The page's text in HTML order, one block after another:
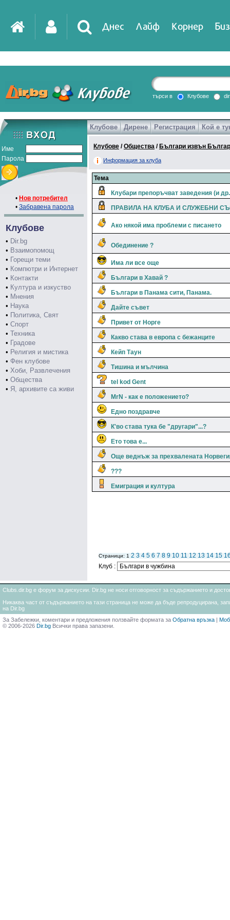
Днес Лайф Корнер
DirTV Impressio
Games
търси в Клубове
Име
Парола
• Нов потребител
• Забравена парола
Клубове
• Dir.bg
• Взаимопомощ
• Горещи теми
• Компютри и Интернет
• Контакти
• Култура и изкуство
• Мнения
• Наука
• Политика, Свят
• Спорт
• Техника
• Градове
• Религия и мистика
• Фен клубове
• Хоби, Развлечения
• Общества
• Я, архивите са живи
Клубове Дирене Регистрация Кой е
Клубове /Общества / Българи извън
Информация за клуба
Тема
Клубари препоръчват заведения (и
ПРАВИЛА НА КЛУБА И СЛУЖЕБНИ
Ако някой има проблеми с писането
Обединение ?
Има ли все още
Българи в Хавай ?
Българи в Панама сити, Панама.
Дайте съвет
Привет от Норге
Какво става в европа с бежанците
Кейп Таун
Тишина и мълчина
tel kod Gent
MrN - как е положението?
Едно поздравче
К'во става тука бе "другари"...?
Ето това е...
Още веднъж за прехвалената
???
Емиграция и култура
Страници: 1 2 3 4 5 6 7 8 9 10 11 12 13 14 15
Клуб :
Clubs.dir.bg е форум за дискусии. Dir.bg не носи отговорност за съдържанието и
Никаква част от съдържанието на тази страница не може да бъде репродуцирана,
на Dir.bg
За Забележки, коментари и предложения ползвайте формата за Обратна връзка |
© 2006-2026 Dir.bg Всички права запазени.